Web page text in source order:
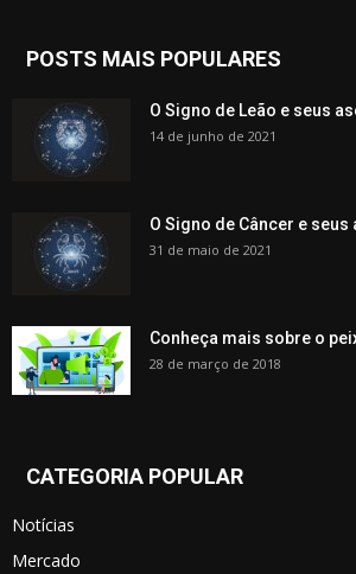
POSTS MAIS POPULARES
O Signo de Leão e seus
14 de junho de 2021
O Signo de Câncer e seus
31 de maio de 2021
Conheça mais sobre o
28 de março de 2018
CATEGORIA POPULAR
Notícias
Mercado